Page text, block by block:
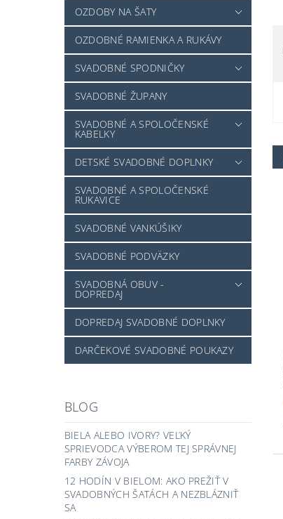
OZDOBY NA ŠATY
OZDOBNÉ RAMIENKA A RUKÁVY
SVADOBNÉ SPODNIČKY
SVADOBNÉ ŽUPANY
SVADOBNÉ A SPOLOČENSKÉ
KABELKY
DETSKÉ SVADOBNÉ DOPLNKY
SVADOBNÉ A SPOLOČENSKÉ
RUKAVICE
SVADOBNÉ VANKÚŠIKY
SVADOBNÉ PODVÄZKY
SVADOBNÁ OBUV -
DOPREDAJ
DOPREDAJ SVADOBNÉ DOPLNKY
DARČEKOVÉ SVADOBNÉ POUKAZY
BLOG
BIELA ALEBO IVORY? VEĽKÝ
SPRIEVODCA VÝBEROM TEJ SPRÁVNEJ
FARBY ZÁVOJA
12 HODÍN V BIELOM: AKO PREŽIŤ V
SVADOBNÝCH ŠATÁCH A NEZBLÁZNIŤ
SA